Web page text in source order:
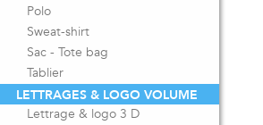
Polo
Sweat-shirt
Sac - Tote bag
Tablier
LETTRAGES & LOGO VOLUME
Lettrage & logo 3 D